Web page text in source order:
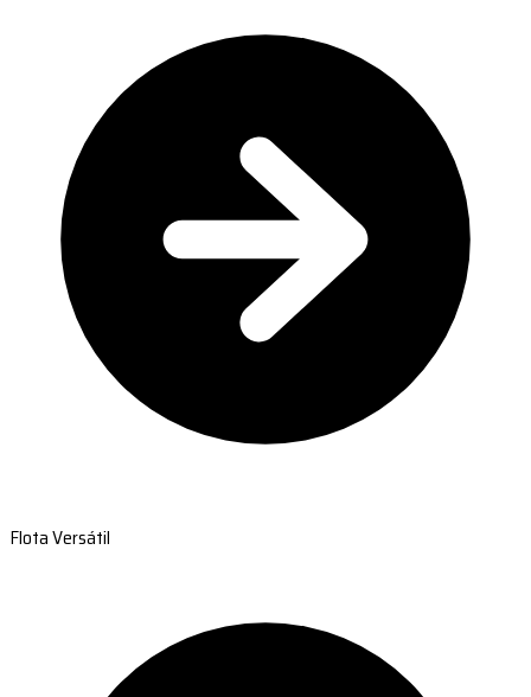
Flota Versátil